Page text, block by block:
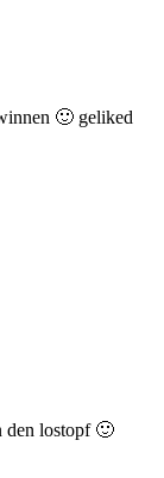
🙂 geliked
den lostopf 🙂